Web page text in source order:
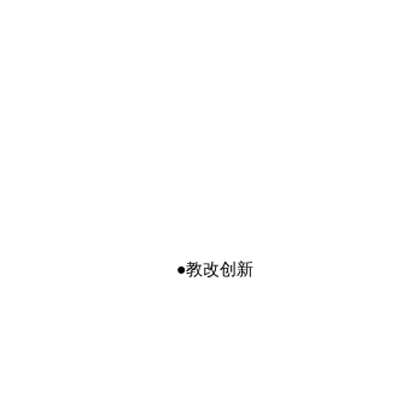
●教改创新